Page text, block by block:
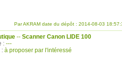
Par AKRAM date du dépôt : 2014-08-03
-- Scanner Canon LIDE 100
: ---
: à proposer par l'intéressé